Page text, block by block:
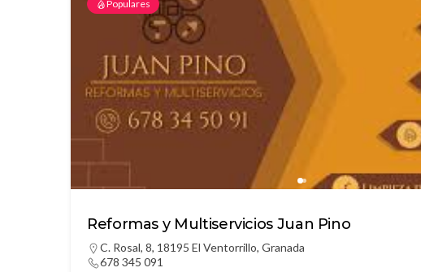
Populares
Reformas y Multiservicios Juan Pino
C. Rosal, 8, 18195 El Ventorrillo, Granada
678 345 091